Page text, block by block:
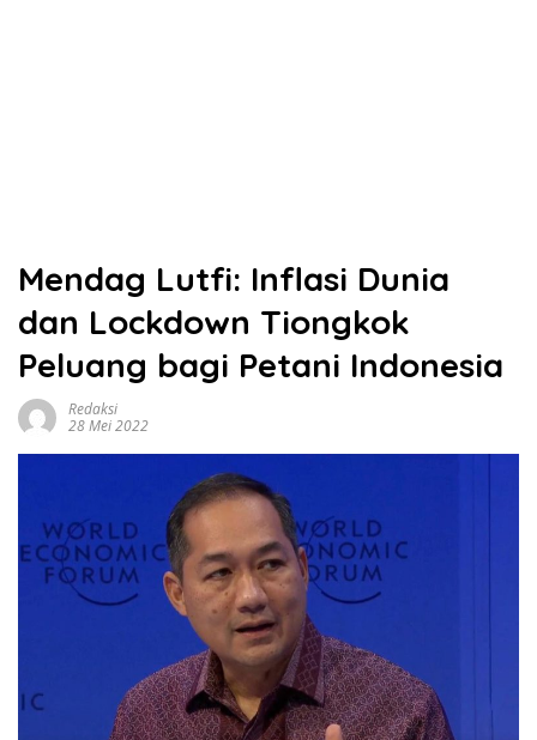
Mendag Lutfi: Inflasi Dunia
dan Lockdown Tiongkok
Peluang bagi Petani Indonesia
Redaksi
28 Mei 2022